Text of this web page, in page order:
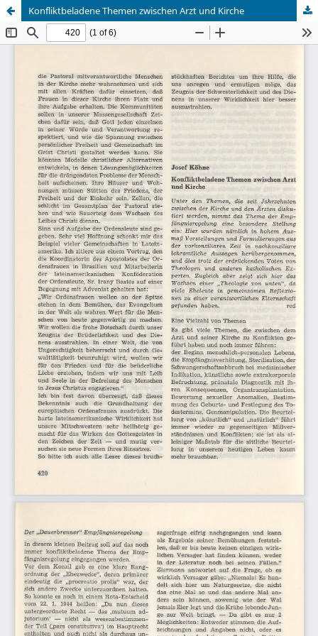
Konfliktbeladene Themen zwischen Arzt und Kirche